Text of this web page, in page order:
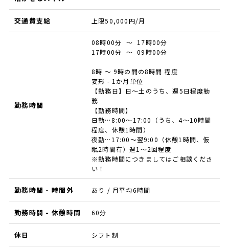
交通費支給 上限50,000円/月
勤務時間
08時00分 ～ 17時00分
17時00分 ～ 09時00分
8時 ～ 9時の間の8時間 程度
変形 - 1か月単位
【勤務日】日～土のうち、週5日程度勤
務
【勤務時間】
日勤…8:00～17:00（うち、4～10時間
程度、休憩1時間）
夜勤…17:00～翌9:00（休憩1時間、仮
眠2時間有）週1～2回程度
※勤務時間につきましてはご相談くださ
い！
勤務時間 - 時間外 あり / 月平均6時間
勤務時間 - 休憩時間 60分
休日 シフト制